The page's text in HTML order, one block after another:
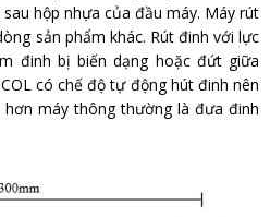
hộp nhựa của đầu máy. Máy rút
sản phẩm khác. Rút đinh với lực
đinh bị biến dạng hoặc đứt giữa
có chế độ tự động hút đinh nên
máy thông thường là đưa đinh